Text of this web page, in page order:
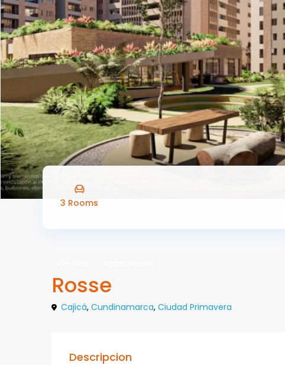
3 Rooms
Rosse
Cajicá, Cundinamarca, Ciudad Primavera
Descripcion